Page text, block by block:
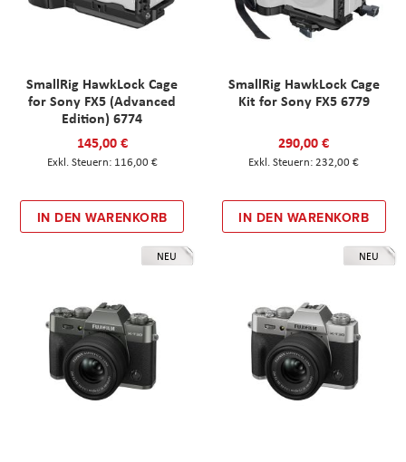
SmallRig HawkLock Cage
for Sony FX5 (Advanced
Edition) 6774
145,00 €
116,00 €
IN DEN WARENKORB
SmallRig HawkLock Cage
Kit for Sony FX5 6779
290,00 €
232,00 €
IN DEN WARENKORB
NEU NEU